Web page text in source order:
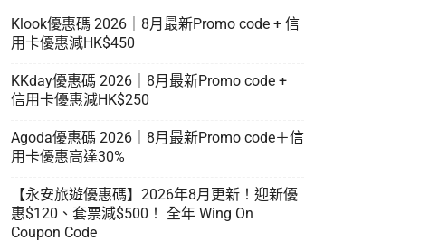
Klook優惠碼 2026｜8月最新Promo code + 信
用卡優惠減HK$450
KKday優惠碼 2026｜8月最新Promo code +
信用卡優惠減HK$250
Agoda優惠碼 2026｜8月最新Promo code＋信
用卡優惠高達30%
【永安旅遊優惠碼】2026年8月更新！迎新優
惠$120、套票減$500！ 全年 Wing On
Coupon Code